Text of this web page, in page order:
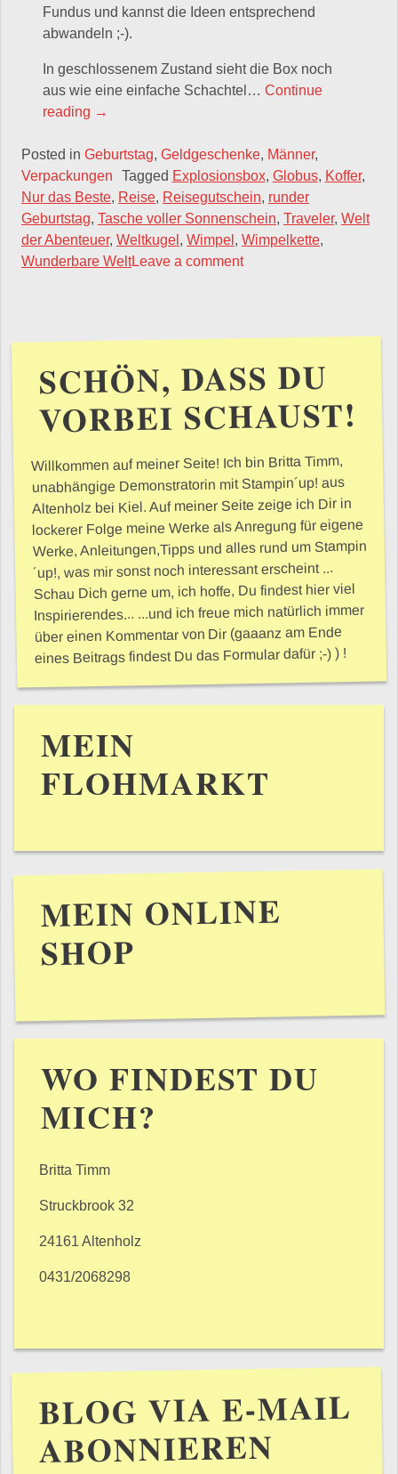
Fundus und kannst die Ideen entsprechend
abwandeln ;-).
In geschlossenem Zustand sieht die Box noch
aus wie eine einfache Schachtel… Continue
reading „Die Explosionsbox zum 80. Geburtstag…“
→
Posted in Geburtstag, Geldgeschenke, Männer,
Verpackungen
Tagged Explosionsbox, Globus, Koffer,
Nur das Beste, Reise, Reisegutschein, runder
Geburtstag, Tasche voller Sonnenschein, Traveler, Welt
der Abenteuer, Weltkugel , Wimpel , Wimpelkette,
Wunderbare WeltLeave a comment
SCHÖN, DASS DU
VORBEI SCHAUST!
Willkommen auf meiner Seite! Ich bin Britta Timm,
unabhängige Demonstratorin mit Stampin´up! aus
Altenholz bei Kiel. Auf meiner Seite zeige ich Dir in
lockerer Folge meine Werke als Anregung für eigene
Werke, Anleitungen,Tipps und alles rund um Stampin
´up!, was mir sonst noch interessant erscheint ...
Schau Dich gerne um, ich hoffe, Du findest hier viel
Inspirierendes... ...und ich freue mich natürlich immer
über einen Kommentar von Dir (gaaanz am Ende
eines Beitrags findest Du das Formular dafür ;-) ) !
MEIN
FLOHMARKT
MEIN ONLINE
SHOP
WO FINDEST DU
MICH?
Britta Timm
Struckbrook 32
24161 Altenholz
0431/2068298
BLOG VIA E-MAIL
ABONNIEREN